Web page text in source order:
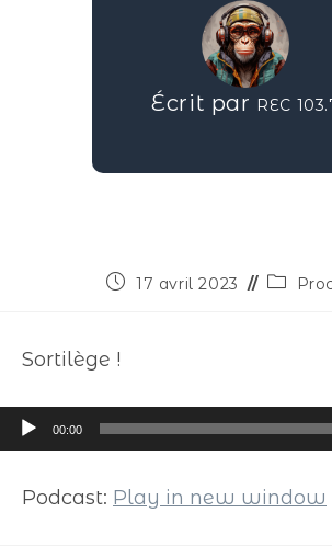
Écrit par REC
17 avril 2023
Sortilège !
Lecteur
audio
00:00
Podcast: Play in new window